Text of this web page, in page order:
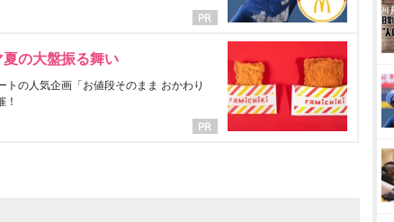
の大盤振る舞い
の人気企画「お値段そのまま おかわり
！